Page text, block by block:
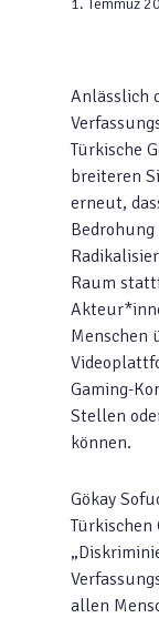
1. Temmuz
Anlässlich
Türkische
breiteren
erneut,
Raum
Menschen
Gaming-
Stellen
können.
Gökay
allen